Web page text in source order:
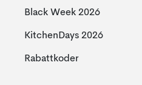
Black Week 2026
KitchenDays 2026
Rabattkoder